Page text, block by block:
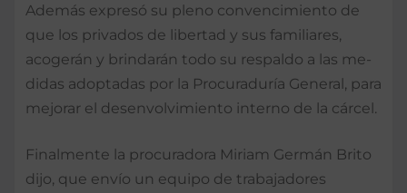
Además expresó su pleno conven­cimiento de
que los priva­dos de libertad y sus fami­liares,
acogerán y brindarán todo su respaldo a las me­
didas adoptadas por la Pro­curaduría General, para
me­jorar el desenvolvimiento interno de la cárcel.
Finalmente la procuradora Miriam Germán Brito
dijo, que envío un equipo de tra­bajadores